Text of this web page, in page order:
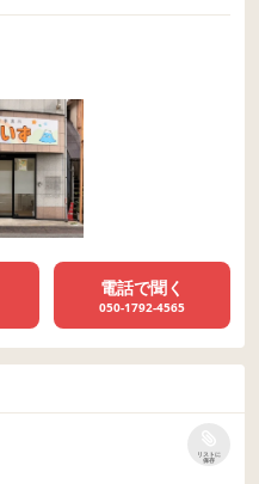
電話で聞く
050-1792-4565
リストに
保存